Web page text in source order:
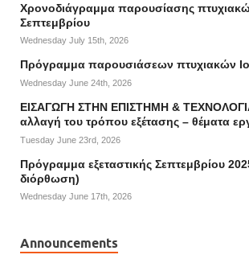
Χρονοδιάγραμμα παρουσίασης
Σεπτεμβρίου
Wednesday July 15th, 2026
Πρόγραμμα παρουσιάσεων πτυχιακών
Wednesday June 24th, 2026
ΕΙΣΑΓΩΓΗ ΣΤΗΝ ΕΠΙΣΤΗΜΗ &
αλλαγή του τρόπου εξέτασης – θέματα
Tuesday June 23rd, 2026
Πρόγραμμα εξεταστικής Σεπτεμβρίου
διόρθωση)
Wednesday June 17th, 2026
Announcements